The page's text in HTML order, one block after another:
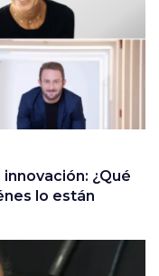
¿Qué
lo están